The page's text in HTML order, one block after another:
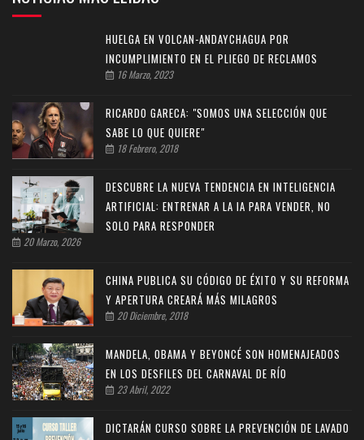
HUELGA EN VOLCAN-ANDAYCHAGUA POR
INCUMPLIMIENTO EN EL PLIEGO DE RECLAMOS
16 Marzo, 2023
RICARDO GARECA: "SOMOS UNA SELECCIÓN QUE
SABE LO QUE QUIERE"
18 Febrero, 2018
DESCUBRE LA NUEVA TENDENCIA EN INTELIGENCIA
ARTIFICIAL: ENTRENAR A LA IA PARA VENDER, NO
SOLO PARA RESPONDER
20 Marzo, 2026
CHINA PUBLICA SU CÓDIGO DE ÉXITO Y SU REFORMA
Y APERTURA CREARÁ MÁS MILAGROS
20 Diciembre, 2018
MANDELA, OBAMA Y BEYONCÉ SON HOMENAJEADOS
EN LOS DESFILES DEL CARNAVAL DE RÍO
23 Abril, 2022
DICTARÁN CURSO SOBRE LA PREVENCIÓN DE LAVADO